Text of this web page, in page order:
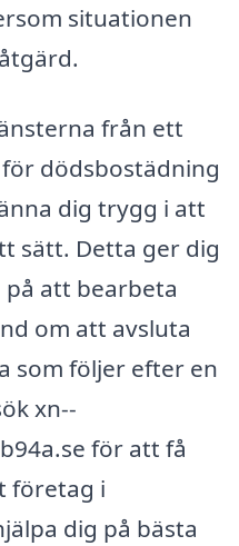
situationen
från ett
dödsbostädning
dig trygg i att
sätt. Detta ger dig
att bearbeta
om att avsluta
som följer efter en
xn--
för att få
företag i
dig på bästa